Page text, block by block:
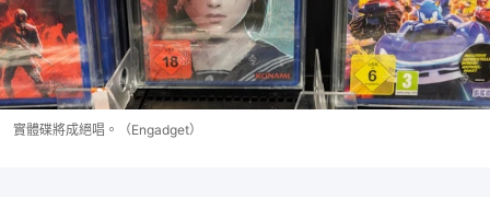
實體碟將成絕唱。（Engadget）